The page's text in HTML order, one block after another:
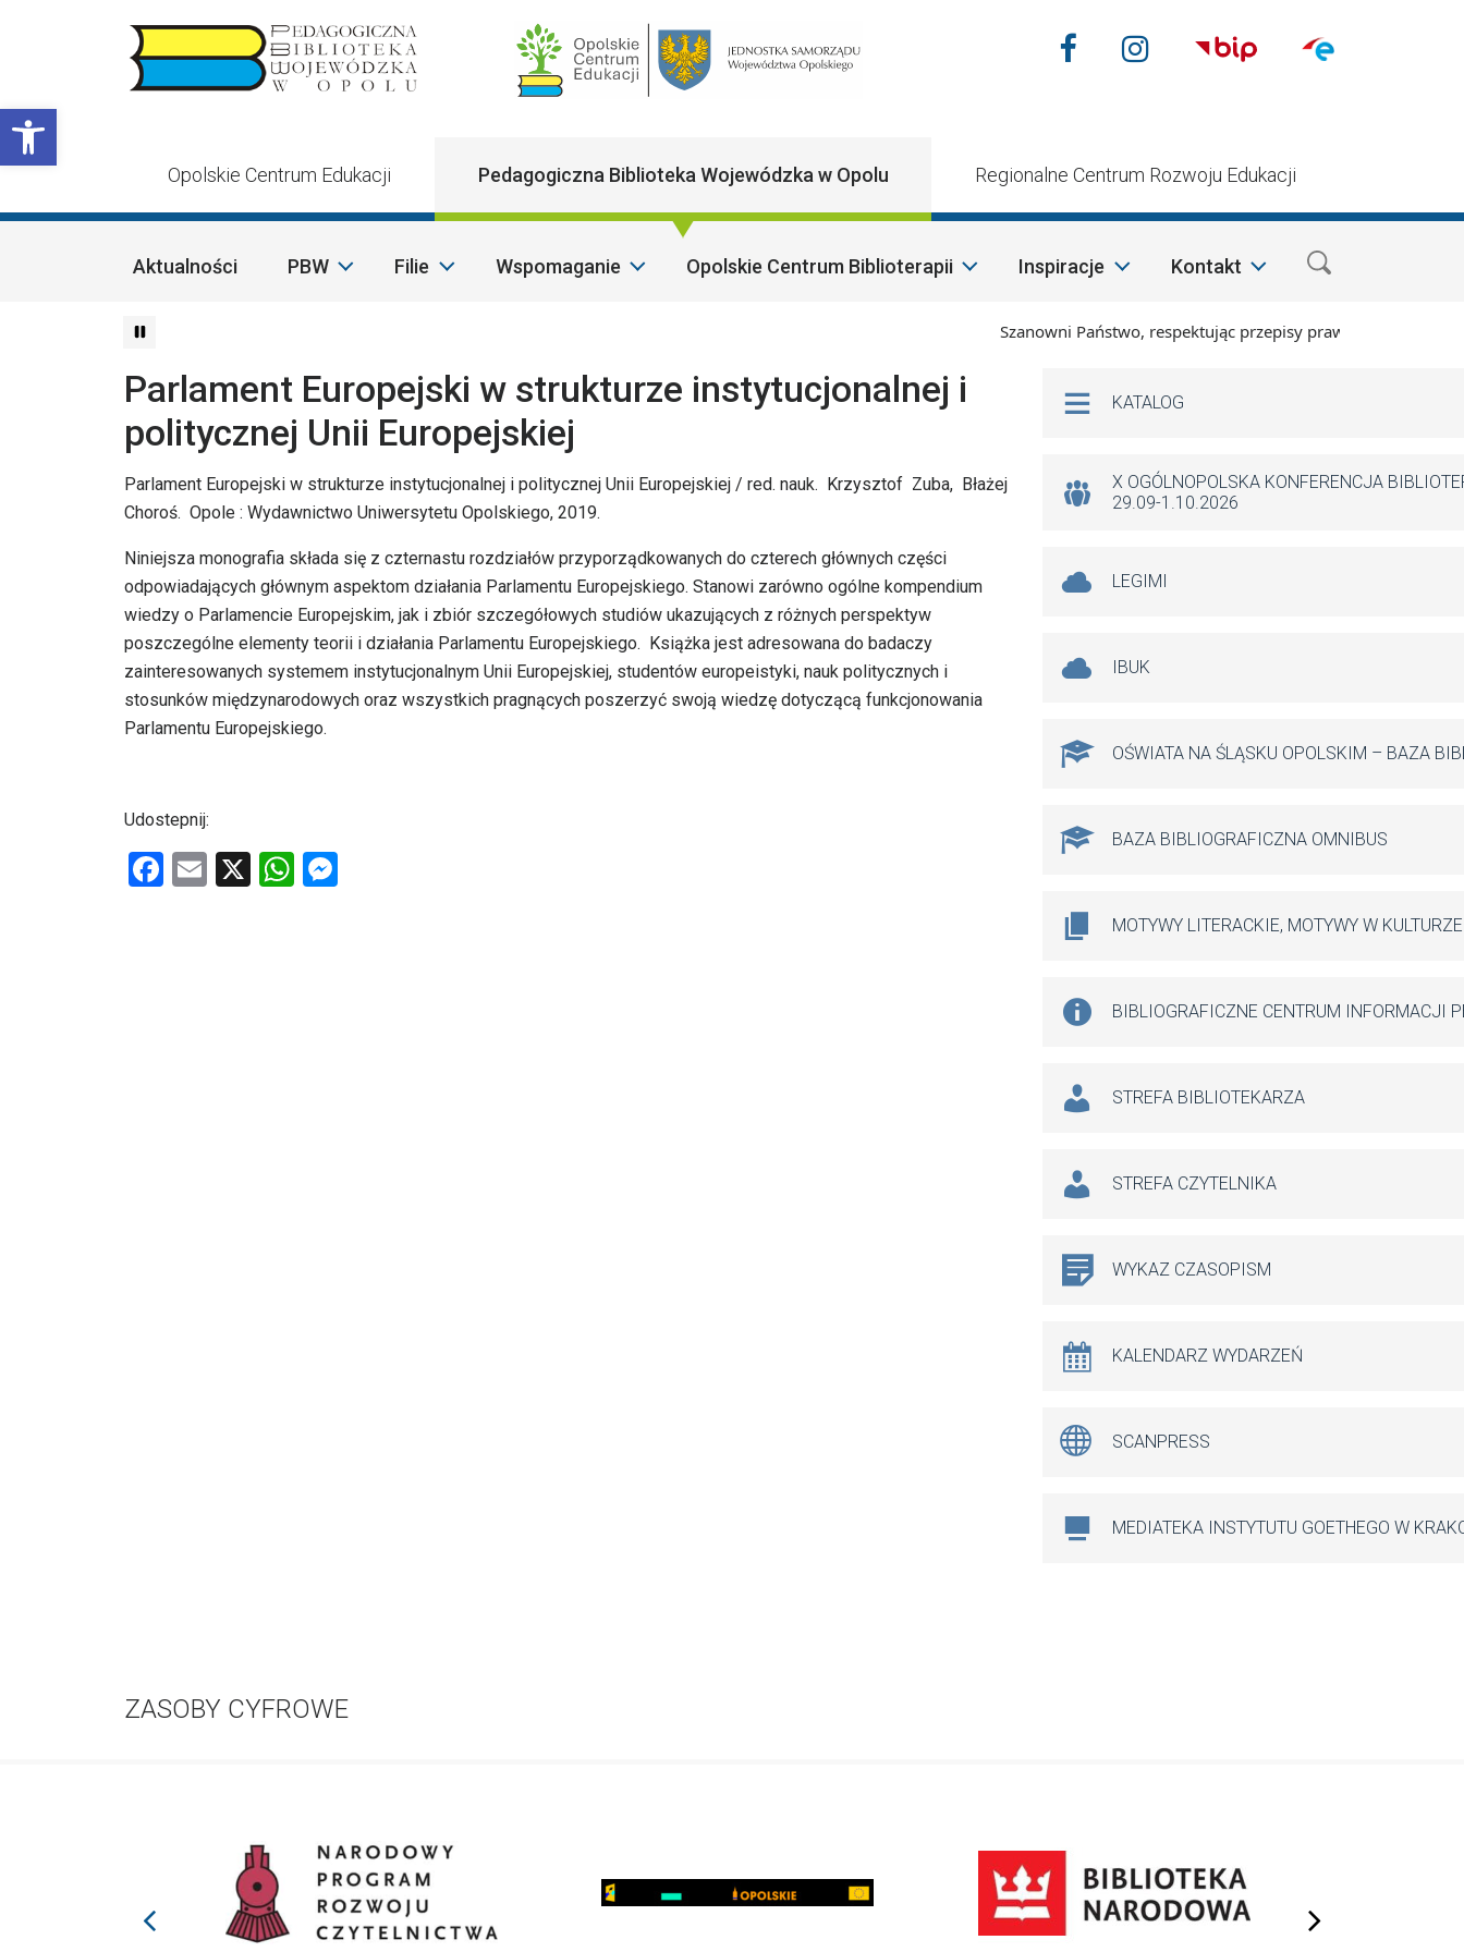
Otwórz pasek narzędzi
Main Navigation
Nasze media
FacebookInstagram
Opolskie Centrum Edukacji Pedagogiczna Biblioteka Wojewódzka w Opolu Regionalne Centrum Rozwoju Edukacji
Aktualności PBW Filie Wspomaganie Opolskie Centrum Biblioterapii Inspiracje Kontakt
Szanowni Państwo, respektując przepisy prawa i mając na
Parlament Europejski w strukturze instytucjonalnej i
politycznej Unii Europejskiej
Parlament Europejski w strukturze instytucjonalnej i politycznej Unii Europejskiej / red. nauk. Krzysztof Zuba, Błażej
Choroś. Opole : Wydawnictwo Uniwersytetu Opolskiego, 2019.
Niniejsza monografia składa się z czternastu rozdziałów przyporządkowanych do czterech głównych części
odpowiadających głównym aspektom działania Parlamentu Europejskiego. Stanowi zarówno ogólne kompendium
wiedzy o Parlamencie Europejskim, jak i zbiór szczegółowych studiów ukazujących z różnych perspektyw
poszczególne elementy teorii i działania Parlamentu Europejskiego. Książka jest adresowana do badaczy
zainteresowanych systemem instytucjonalnym Unii Europejskiej, studentów europeistyki, nauk politycznych i
stosunków międzynarodowych oraz wszystkich pragnących poszerzyć swoją wiedzę dotyczącą funkcjonowania
Parlamentu Europejskiego.
Udostepnij:
F
E
X
W
Na skróty
KATALOG
X OGÓLNOPOLSKA KONFERENCJA
29.09-1.10.2026
LEGIMI
IBUK
OŚWIATA NA ŚLĄSKU OPOLSKIM – BAZA
BAZA BIBLIOGRAFICZNA OMNIBUS
MOTYWY LITERACKIE, MOTYWY W KULTURZE
BIBLIOGRAFICZNE CENTRUM INFORMACJI
STREFA BIBLIOTEKARZA
STREFA CZYTELNIKA
WYKAZ CZASOPISM
KALENDARZ WYDARZEŃ
SCANPRESS
MEDIATEKA INSTYTUTU GOETHEGO W
ZASOBY CYFROWE
prev next